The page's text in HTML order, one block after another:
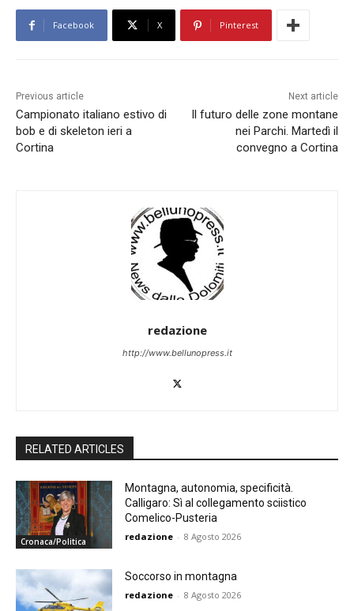
Facebook X Pinterest
Previous article
Campionato italiano estivo di
bob e di skeleton ieri a
Cortina
Next article
Il futuro delle zone montane
nei Parchi. Martedì il
convegno a Cortina
redazione
http://www.bellunopress.it
RELATED ARTICLES
Cronaca/Politica
Montagna, autonomia, specificità.
Calligaro: Sì al collegamento sciistico
Comelico-Pusteria
redazione - 8 Agosto 2026
Soccorso in montagna
redazione - 8 Agosto 2026